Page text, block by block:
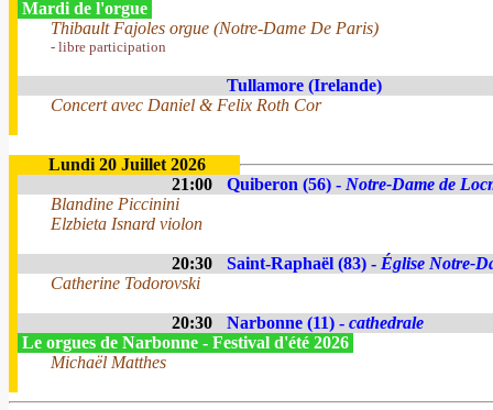
Mardi de l'orgue
Thibault Fajoles orgue (Notre-Dame De Paris)
- libre participation
Tullamore (Irelande)
Concert avec Daniel & Felix Roth Cor
Lundi 20 Juillet 2026
21:00
Quiberon (56) - Notre-Dame de
Blandine Piccinini
Elzbieta Isnard violon
20:30 Saint-Raphaël (83) - Église Notre-
Catherine Todorovski
20:30 Narbonne (11) - cathedrale
Le orgues de Narbonne - Festival d'été 2026
Michaël Matthes